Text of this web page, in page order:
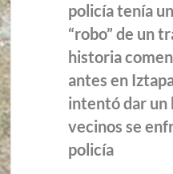
policía tenía
“robo” de un
historia
antes en
intentó dar un
vecinos se
policía